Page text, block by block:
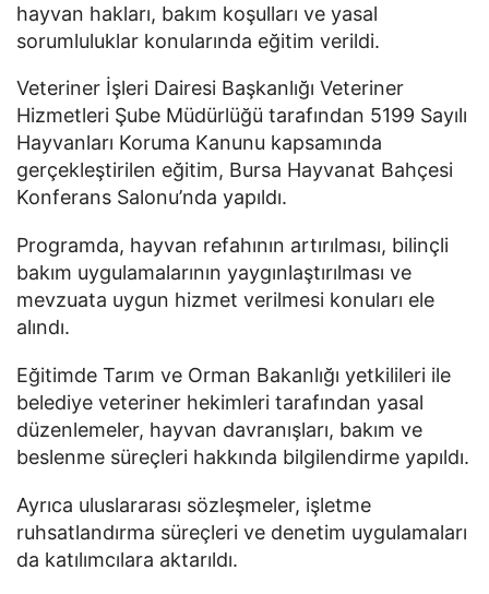
hayvan hakları, bakım koşulları ve yasal
sorumluluklar konularında eğitim verildi.
Veteriner İşleri Dairesi Başkanlığı Veteriner
Hizmetleri Şube Müdürlüğü tarafından 5199 Sayılı
Hayvanları Koruma Kanunu kapsamında
gerçekleştirilen eğitim, Bursa Hayvanat Bahçesi
Konferans Salonu’nda yapıldı.
Programda, hayvan refahının artırılması, bilinçli
bakım uygulamalarının yaygınlaştırılması ve
mevzuata uygun hizmet verilmesi konuları ele
alındı.
Eğitimde Tarım ve Orman Bakanlığı yetkilileri ile
belediye veteriner hekimleri tarafından yasal
düzenlemeler, hayvan davranışları, bakım ve
beslenme süreçleri hakkında bilgilendirme yapıldı.
Ayrıca uluslararası sözleşmeler, işletme
ruhsatlandırma süreçleri ve denetim uygulamaları
da katılımcılara aktarıldı.